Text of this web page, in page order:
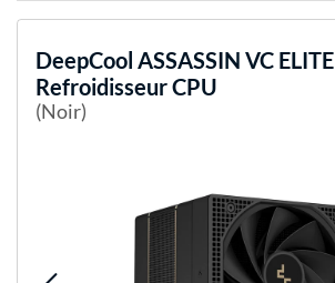
DeepCool ASSASSIN VC ELITE
Refroidisseur CPU
(Noir)